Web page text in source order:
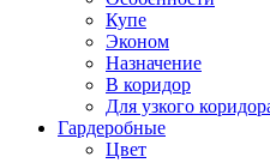
Купе
Эконом
Назначение
В коридор
Для узкого
Гардеробные
Цвет